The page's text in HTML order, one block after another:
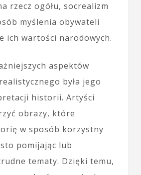
rzecz ogółu, socrealizm
myślenia obywateli
ich wartości narodowych.
aspektów
była jego
historii. Artyści
obrazy, które
w sposób korzystny
pomijając lub
tematy. Dzięki temu,